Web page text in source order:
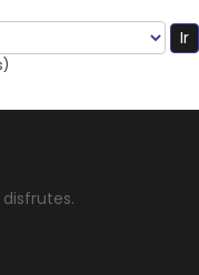
disfrutes.